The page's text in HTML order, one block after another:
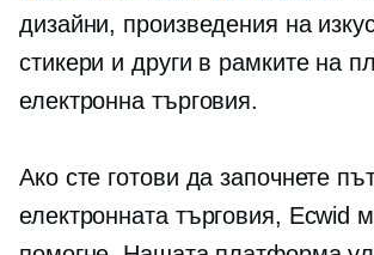
дизайни, произведения на
стикери и други в рамките на
електронна търговия.
Ако сте готови да започнете
електронната търговия, Ecwid